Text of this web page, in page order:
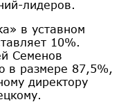
лидеров.
в уставном
10%.
Семенов
в размере 87,5%,
директору